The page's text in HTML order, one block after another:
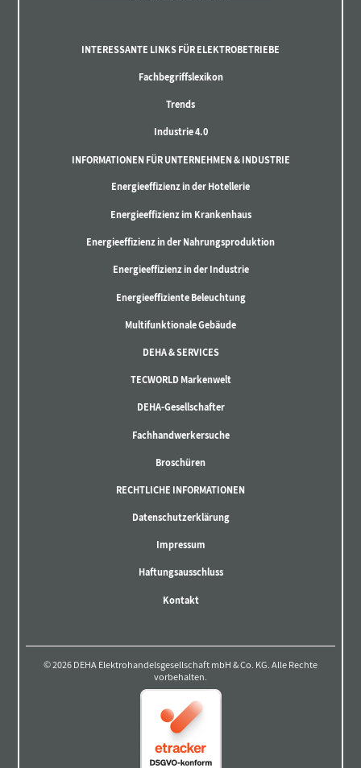
INTERESSANTE LINKS FÜR ELEKTROBETRIEBE
Fachbegriffslexikon
Trends
Industrie 4.0
INFORMATIONEN FÜR UNTERNEHMEN & INDUSTRIE
Energieeffizienz in der Hotellerie
Energieeffizienz im Krankenhaus
Energieeffizienz in der Nahrungsproduktion
Energieeffizienz in der Industrie
Energieeffiziente Beleuchtung
Multifunktionale Gebäude
DEHA & SERVICES
TECWORLD Markenwelt
DEHA-Gesellschafter
Fachhandwerkersuche
Broschüren
RECHTLICHE INFORMATIONEN
Datenschutzerklärung
Impressum
Haftungsausschluss
Kontakt
© 2026 DEHA Elektrohandelsgesellschaft mbH & Co. KG. Alle Rechte
vorbehalten.